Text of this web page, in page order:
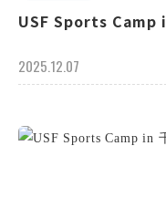
USF Sports Camp
2025.12.07